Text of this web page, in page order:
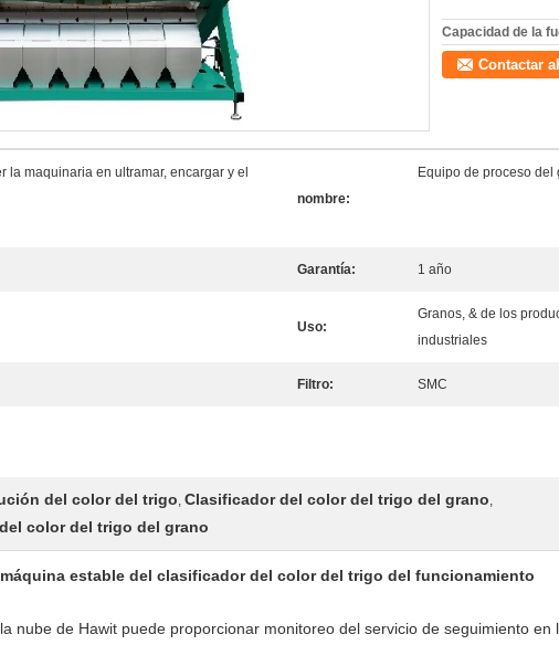
Capacidad de la
Contactar
la maquinaria en ultramar, encargar y el
nombre:
Equipo de proceso del
Garantía: 1 año
Uso:
Granos, & de los
industriales
Filtro: SMC
del color del trigo, Clasificador del color del trigo del grano,
color del trigo del grano
estable del clasificador del color del trigo del funcionamiento
nube de Hawit puede proporcionar monitoreo del servicio de seguimiento en